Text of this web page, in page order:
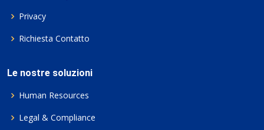
Privacy
Richiesta Contatto
Le nostre soluzioni
Human Resources
Legal & Compliance